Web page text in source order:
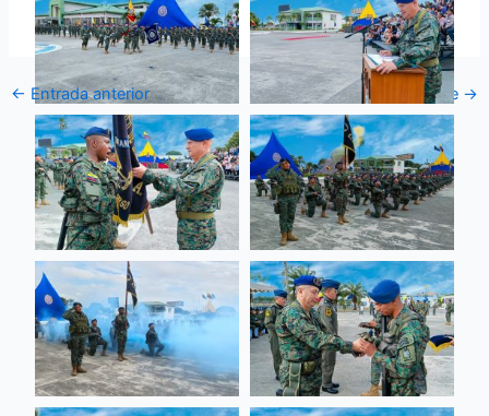
← Entrada anterior Entrada siguiente →